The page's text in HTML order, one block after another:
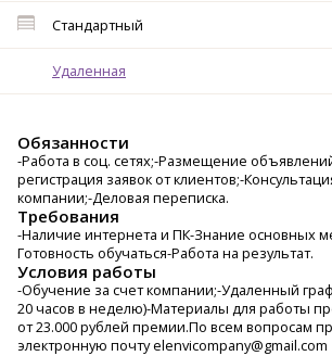
Стандартный
Удаленная
Обязанности
-Работа в соц. сетях;-Размещение
регистрация заявок от клиентов;-
компании;-Деловая переписка.
Требования
-Наличие интернета и ПК-Знание основных
Готовность обучаться-Работа на результат.
Условия работы
-Обучение за счет компании;-Удаленный
20 часов в неделю)-Материалы для работы
от 23.000 рублей премии.По всем вопросам
электронную почту elenvicompany@gmail.com